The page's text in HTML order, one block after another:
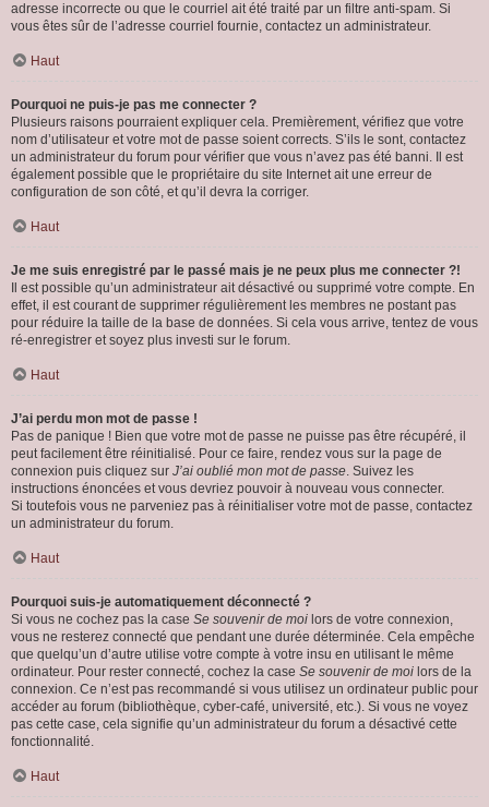
adresse incorrecte ou que le courriel ait été traité par un filtre anti-spam. Si
vous êtes sûr de l’adresse courriel fournie, contactez un administrateur.
Haut
Pourquoi ne puis-je pas me connecter ?
Plusieurs raisons pourraient expliquer cela. Premièrement, vérifiez que votre
nom d’utilisateur et votre mot de passe soient corrects. S’ils le sont, contactez
un administrateur du forum pour vérifier que vous n’avez pas été banni. Il est
également possible que le propriétaire du site Internet ait une erreur de
configuration de son côté, et qu’il devra la corriger.
Haut
Je me suis enregistré par le passé mais je ne peux plus me connecter ?!
Il est possible qu’un administrateur ait désactivé ou supprimé votre compte. En
effet, il est courant de supprimer régulièrement les membres ne postant pas
pour réduire la taille de la base de données. Si cela vous arrive, tentez de vous
ré-enregistrer et soyez plus investi sur le forum.
Haut
J’ai perdu mon mot de passe !
Pas de panique ! Bien que votre mot de passe ne puisse pas être récupéré, il
peut facilement être réinitialisé. Pour ce faire, rendez vous sur la page de
connexion puis cliquez sur J’ai oublié mon mot de passe. Suivez les
instructions énoncées et vous devriez pouvoir à nouveau vous connecter.
Si toutefois vous ne parveniez pas à réinitialiser votre mot de passe, contactez
un administrateur du forum.
Haut
Pourquoi suis-je automatiquement déconnecté ?
Si vous ne cochez pas la case Se souvenir de moi lors de votre connexion,
vous ne resterez connecté que pendant une durée déterminée. Cela empêche
que quelqu’un d’autre utilise votre compte à votre insu en utilisant le même
ordinateur. Pour rester connecté, cochez la case Se souvenir de moi lors de la
connexion. Ce n’est pas recommandé si vous utilisez un ordinateur public pour
accéder au forum (bibliothèque, cyber-café, université, etc.). Si vous ne voyez
pas cette case, cela signifie qu’un administrateur du forum a désactivé cette
fonctionnalité.
Haut